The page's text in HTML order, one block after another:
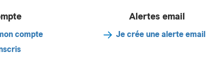
compte
Alertes email
Je crée une alerte email